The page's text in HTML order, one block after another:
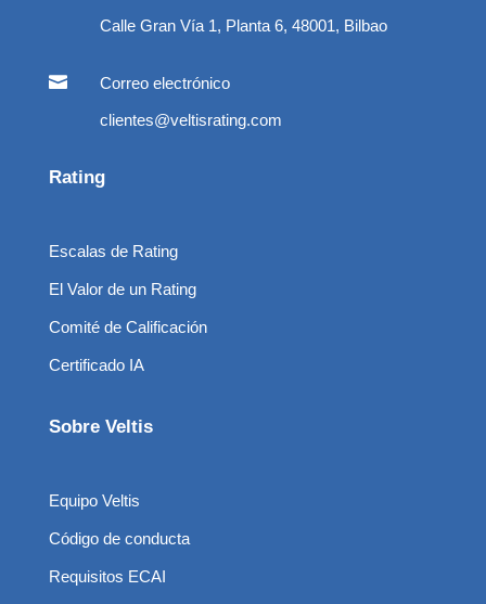
Calle Gran Vía 1, Planta 6, 48001, Bilbao

Correo electrónico
clientes@veltisrating.com
Rating
Escalas de Rating
El Valor de un Rating
Comité de Calificación
Certificado IA
Sobre Veltis
Equipo Veltis
Código de conducta
Requisitos ECAI